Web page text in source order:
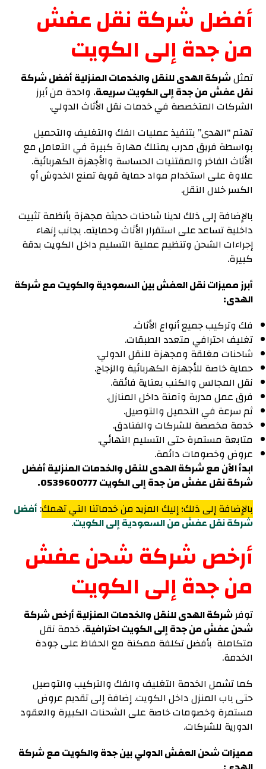
أفضل شركة نقل عفش
من جدة إلى الكويت
تمثلشركة الهدى للنقل والخدمات المنزلية أفضل شركة
نقل عفش من جدة إلى الكويت سريعة، واحدة من أبرز
الشركات المتخصصة في خدمات نقل الأثاث الدولي.
تهتم “الهدى” بتنفيذ عمليات الفك والتغليف والتحميل
بواسطة فريق مدرب يمتلك مهارة كبيرة في التعامل مع
الأثاث الفاخر والمقتنيات الحساسة والأجهزة الكهربائية.
علاوة على استخدام مواد حماية قوية تمنع الخدوش أو
الكسر خلال النقل.
بالإضافة إلى ذلك لدينا شاحنات حديثة مجهزة بأنظمة تثبيت
داخلية تساعد على استقرار الأثاث وحمايته. بجانب إنهاء
إجراءات الشحن وتنظيم عملية التسليم داخل الكويت بدقة
كبيرة.
أبرز مميزات نقل العفش بين السعودية والكويت مع شركة
الهدى:
فك وتركيب جميع أنواع الأثاث.
تغليف احترافي متعدد الطبقات.
شاحنات مغلقة ومجهزة للنقل الدولي.
حماية خاصة للأجهزة الكهربائية والزجاج.
نقل المجالس والكنب بعناية فائقة.
فرق عمل مدربة وآمنة داخل المنازل.
ثم سرعة في التحميل والتوصيل.
خدمة مخصصة للشركات والفنادق.
متابعة مستمرة حتى التسليم النهائي.
عروض وخصومات دائمة.
ابدأ الآن مع شركة الهدى للنقل والخدمات المنزلية أفضل
شركة نقل عفش من جدة إلى الكويت 0539600777.
بالإضافة إلى ذلك؛ إليك المزيد من خدماتنا التي تهمك:أفضل
شركة نقل عفش من السعودية إلى الكويت.
أرخص شركة شحن عفش
من جدة إلى الكويت
توفرشركة الهدى للنقل والخدمات المنزلية أرخص شركة
شحن عفش من جدة إلى الكويت احترافية، خدمة نقل
متكاملة بأفضل تكلفة ممكنة مع الحفاظ على جودة
الخدمة.
كما تشمل الخدمة التغليف والفك والتركيب والتوصيل
حتى باب المنزل داخل الكويت. إضافة إلى تقديم عروض
مستمرة وخصومات خاصة على الشحنات الكبيرة والعقود
الدورية للشركات.
مميزات شحن العفش الدولي بين جدة والكويت معشركة